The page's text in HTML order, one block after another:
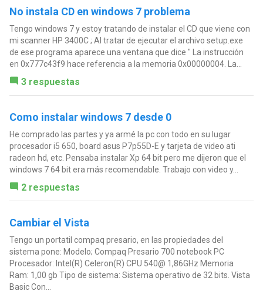
No instala CD en windows 7 problema
Tengo windows 7 y estoy tratando de instalar el CD que viene con
mi scanner HP 3400C ; Al tratar de ejecutar el archivo setup.exe
de ese programa aparece una ventana que dice " La instrucción
en 0x777c43f9 hace referencia a la memoria 0x00000004. La...
3 respuestas
Como instalar windows 7 desde 0
He comprado las partes y ya armé la pc con todo en su lugar
procesador i5 650, board asus P7p55D-E y tarjeta de video ati
radeon hd, etc. Pensaba instalar Xp 64 bit pero me dijeron que el
windows 7 64 bit era más recomendable. Trabajo con video y...
2 respuestas
Cambiar el Vista
Tengo un portatil compaq presario, en las propiedades del
sistema pone: Modelo; Compaq Presario 700 notebook PC
Procesador: Intel(R) Celeron(R) CPU 540@ 1,86GHz Memoria
Ram: 1,00 gb Tipo de sistema: Sistema operativo de 32 bits. Vista
Basic Con...